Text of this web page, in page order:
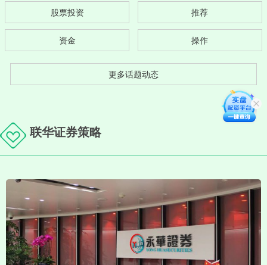
股票投资 推荐
资金 操作
更多话题动态
联华证券策略